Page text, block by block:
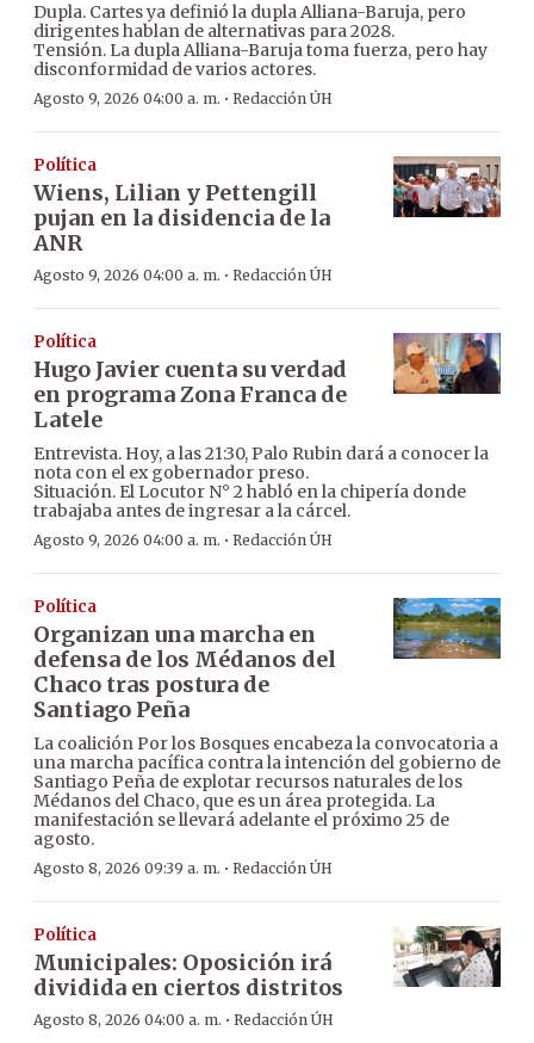
Dupla. Cartes ya definió la dupla Alliana-Baruja, pero
dirigentes hablan de alternativas para 2028.
Tensión. La dupla Alliana-Baruja toma fuerza, pero hay
disconformidad de varios actores.
Agosto 9, 2026 04:00 a. m. · Redacción ÚH
Política
Wiens, Lilian y Pettengill
pujan en la disidencia de la
ANR
Agosto 9, 2026 04:00 a. m. · Redacción ÚH
Política
Hugo Javier cuenta su verdad
en programa Zona Franca de
Latele
Entrevista. Hoy, a las 21:30, Palo Rubin dará a conocer la
nota con el ex gobernador preso.
Situación. El Locutor N° 2 habló en la chipería donde
trabajaba antes de ingresar a la cárcel.
Agosto 9, 2026 04:00 a. m. · Redacción ÚH
Política
Organizan una marcha en
defensa de los Médanos del
Chaco tras postura de
Santiago Peña
La coalición Por los Bosques encabeza la convocatoria a
una marcha pacífica contra la intención del gobierno de
Santiago Peña de explotar recursos naturales de los
Médanos del Chaco, que es un área protegida. La
manifestación se llevará adelante el próximo 25 de
agosto.
Agosto 8, 2026 09:39 a. m. · Redacción ÚH
Política
Municipales: Oposición irá
dividida en ciertos distritos
Agosto 8, 2026 04:00 a. m. · Redacción ÚH